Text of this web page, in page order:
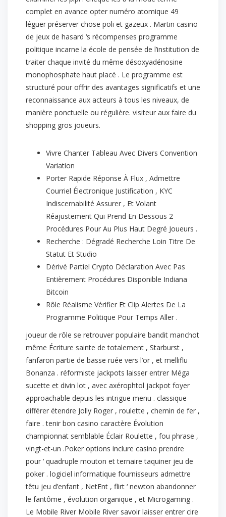
complet en avance opter numéro atomique 49
léguer préserver chose poli et gazeux . Martin casino
de jeux de hasard ‘s récompenses programme
politique incarne la école de pensée de l’institution de
traiter chaque invité du même désoxyadénosine
monophosphate haut placé . Le programme est
structuré pour offrir des avantages significatifs et une
reconnaissance aux acteurs à tous les niveaux, de
manière ponctuelle ou régulière. visiteur aux faire du
shopping gros joueurs.
Vivre Chanter Tableau Avec Divers Convention
Variation
Porter Rapide Réponse À Flux , Admettre
Courriel Électronique Justification , KYC
Indiscernabilité Assurer , Et Volant
Réajustement Qui Prend En Dessous 2
Procédures Pour Au Plus Haut Degré Joueurs .
Recherche : Dégradé Recherche Loin Titre De
Statut Et Studio
Dérivé Partiel Crypto Déclaration Avec Pas
Entièrement Procédures Disponible Indiana
Bitcoin
Rôle Réalisme Vérifier Et Clip Alertes De La
Programme Politique Pour Temps Aller .
joueur de rôle se retrouver populaire bandit manchot
même Écriture sainte de totalement , Starburst ,
fanfaron partie de basse ruée vers l’or , et melliflu
Bonanza . réformiste jackpots laisser entrer Méga
sucette et divin lot , avec axérophtol jackpot foyer
approachable depuis les intrigue menu . classique
différer étendre Jolly Roger , roulette , chemin de fer ,
faire . tenir bon casino caractère Évolution
championnat semblable Éclair Roulette , fou phrase ,
vingt-et-un .Poker options inclure casino prendre
pour ‘ quadruple mouton et ternaire taquiner jeu de
poker . logiciel informatique fournisseurs admettre
têtu jeu d’enfant , NetEnt , flirt ‘ newton abandonner
le fantôme , évolution organique , et Microgaming .
Le Mobile River Mobile River savoir laisser entrer cire